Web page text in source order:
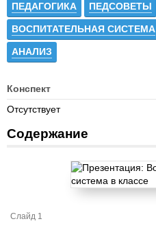
ПЕДАГОГИКА ПЕДСОВЕТЫ
ВОСПИТАТЕЛЬНАЯ СИСТЕМА
АНАЛИЗ
Конспект
Отсутствует
Содержание
Слайд 1